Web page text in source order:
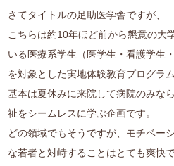
さてタイトルの足助医学舎ですが、
こちらは約10年ほど前から懇意の大
いる医療系学生（医学生・看護学生
を対象とした実地体験教育プログラ
基本は夏休みに来院して病院のみな
祉をシームレスに学ぶ企画です。
どの領域でもそうですが、モチベー
な若者と対峙することはとても爽快